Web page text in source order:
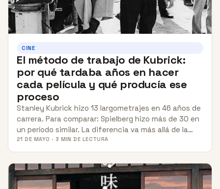
CINE
El método de trabajo de Kubrick:
por qué tardaba años en hacer
cada película y qué producía ese
proceso
Stanley Kubrick hizo 13 largometrajes en 46 años de
carrera. Para comparar: Spielberg hizo más de 30 en
un período similar. La diferencia va más allá de la…
21 DE MAYO · 3 MIN DE LECTURA